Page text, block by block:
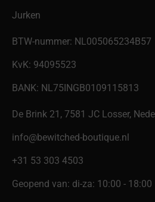
Jurken
BTW-nummer: NL005065234B57
KvK: 94095523
BANK: NL75INGB0109115813
De Brink 21, 7581 JC Losser,
info@bewitched-boutique.nl
‎+31 53 303 4503
Geopend van: di-za: 10:00 - 18:00